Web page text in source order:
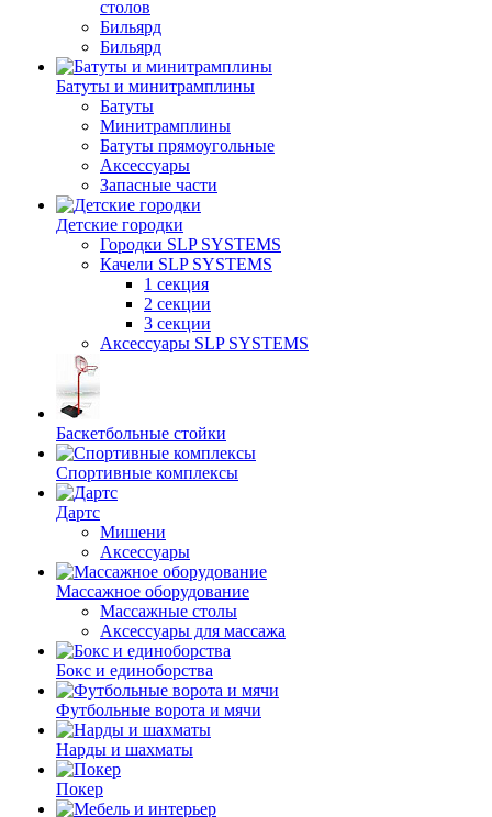
столов
Бильяpд
Бильяpд
Батуты и минитрамплины
Батуты
Минитрамплины
Батуты прямоугольные
Аксессуары
Запасные части
Детские городки
Городки SLP SYSTEMS
Качели SLP SYSTEMS
1 секция
2 секции
3 секции
Аксессуары SLP SYSTEMS
Баскетбольные стойки
Спортивные комплексы
Дартс
Мишени
Аксессуары
Массажное оборудование
Массажные столы
Аксессуары для массажа
Бокс и единоборства
Футбольные ворота и мячи
Нарды и шахматы
Покер